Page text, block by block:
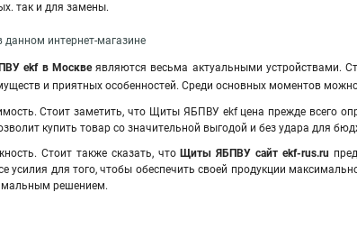
так и для замены.
интернет-магазине
ekf в Москвеявляются весьма актуальными устройствами.
и приятных особенностей. Среди основных моментов
Стоит заметить, что Щиты ЯБПВУ ekf цена прежде всего
купить товар со значительной выгодой и без удара для
Стоит также сказать, чтоЩиты ЯБПВУ сайт ekf-rus.ru
усилия для того, чтобы обеспечить своей продукции
решением.